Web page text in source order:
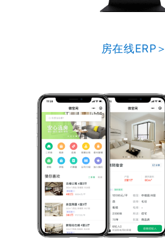
房在线ERP＞